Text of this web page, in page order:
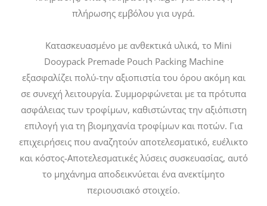
πλήρωσης εμβόλου για υγρά.
Κατασκευασμένο με ανθεκτικά υλικά, το Mini
Dooypack Premade Pouch Packing Machine
εξασφαλίζει πολύ-την αξιοπιστία του όρου ακόμη και
σε συνεχή λειτουργία. Συμμορφώνεται με τα πρότυπα
ασφάλειας των τροφίμων, καθιστώντας την αξιόπιστη
επιλογή για τη βιομηχανία τροφίμων και ποτών. Για
επιχειρήσεις που αναζητούν αποτελεσματικό, ευέλικτο
και κόστος-Αποτελεσματικές λύσεις συσκευασίας, αυτό
το μηχάνημα αποδεικνύεται ένα ανεκτίμητο
περιουσιακό στοιχείο.